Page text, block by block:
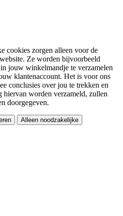
cookies zorgen alleen voor de
Ze worden bijvoorbeeld
jouw winkelmandje te verzamelen
klantenaccount. Het is voor ons
conclusies over jou te trekken en
hiervan worden verzameld, zullen
doorgegeven.
Alleen noodzakelijke